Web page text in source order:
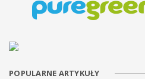
POPULARNE ARTYKUŁY